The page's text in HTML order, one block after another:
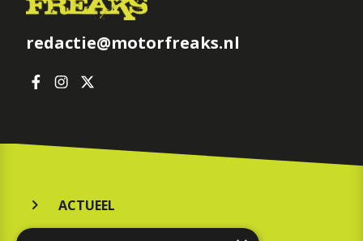
redactie@motorfreaks.nl
ACTUEEL